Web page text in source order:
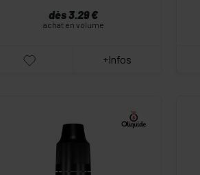
dès 3.29 €
achat en volume
+Infos